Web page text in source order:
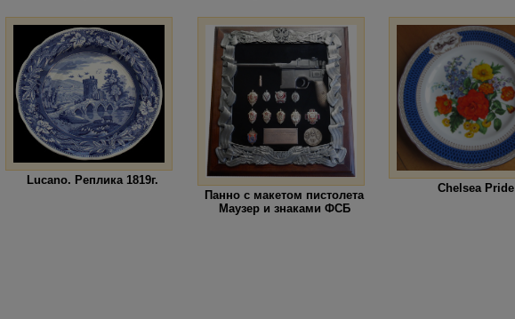
Lucano. Реплика 1819г.
Панно с макетом пистолета
Маузер и знаками ФСБ
Chelsea Pride